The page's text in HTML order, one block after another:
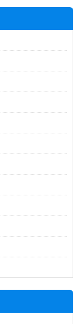
188
XW02